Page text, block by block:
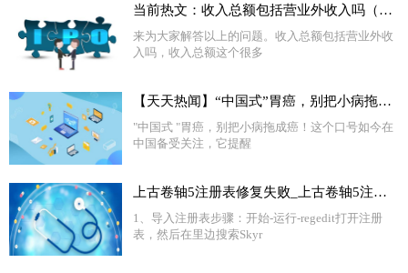
当前热文：收入总额包括营业外收入吗（收入总额）
来为大家解答以上的问题。收入总额包括营业外收
入吗，收入总额这个很多
【天天热闻】“中国式”胃癌，别把小病拖成癌!这些不良习惯，要趁早改掉
"中国式 "胃癌，别把小病拖成癌！这个口号如今在
中国备受关注，它提醒
上古卷轴5注册表修复失败_上古卷轴5注册表修复
1、导入注册表步骤：开始-运行-regedit打开注册
表，然后在里边搜索Skyr